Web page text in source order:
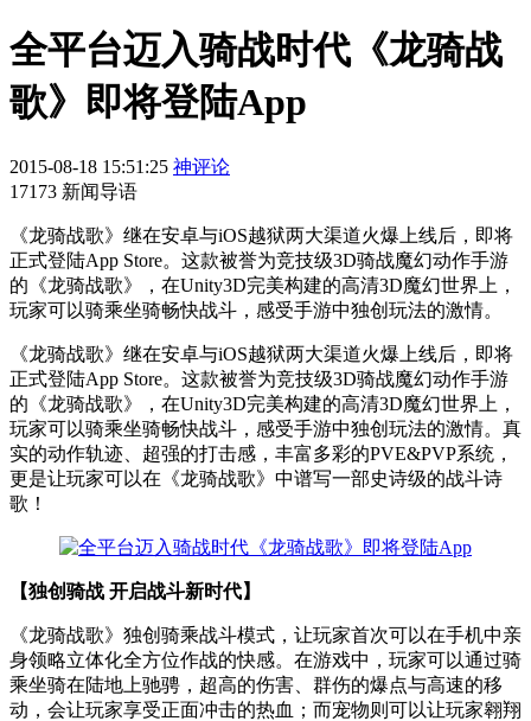
全平台迈入骑战时代《龙骑战
歌》即将登陆App
2015-08-18 15:51:25 神评论
17173 新闻导语
《龙骑战歌》继在安卓与iOS越狱两大渠道火爆上线后，即将
正式登陆App Store。这款被誉为竞技级3D骑战魔幻动作手游
的《龙骑战歌》，在Unity3D完美构建的高清3D魔幻世界上，
玩家可以骑乘坐骑畅快战斗，感受手游中独创玩法的激情。
《龙骑战歌》继在安卓与iOS越狱两大渠道火爆上线后，即将
正式登陆App Store。这款被誉为竞技级3D骑战魔幻动作手游
的《龙骑战歌》，在Unity3D完美构建的高清3D魔幻世界上，
玩家可以骑乘坐骑畅快战斗，感受手游中独创玩法的激情。真
实的动作轨迹、超强的打击感，丰富多彩的PVE&PVP系统，
更是让玩家可以在《龙骑战歌》中谱写一部史诗级的战斗诗
歌！
【独创骑战 开启战斗新时代】
《龙骑战歌》独创骑乘战斗模式，让玩家首次可以在手机中亲
身领略立体化全方位作战的快感。在游戏中，玩家可以通过骑
乘坐骑在陆地上驰骋，超高的伤害、群伤的爆点与高速的移
动，会让玩家享受正面冲击的热血；而宠物则可以让玩家翱翔